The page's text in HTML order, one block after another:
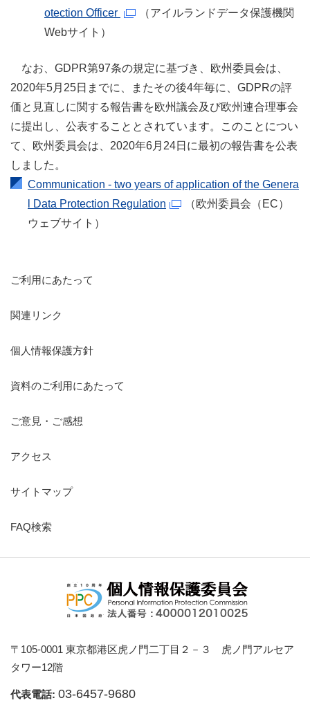
otection Officer
（アイルランドデータ保護機関
Webサイト）
なお、GDPR第97条の規定に基づき、欧州委員会は、
2020年5月25日までに、またその後4年毎に、GDPRの評
価と見直しに関する報告書を欧州議会及び欧州連合理事会
に提出し、公表することとされています。このことについ
て、欧州委員会は、2020年6月24日に最初の報告書を公表
しました。
Communication - two years of application of the Genera
l Data Protection Regulation
（欧州委員会（EC）
ウェブサイト）
ご利用にあたって
関連リンク
個人情報保護方針
資料のご利用にあたって
ご意見・ご感想
アクセス
サイトマップ
FAQ検索
〒105-0001 東京都港区虎ノ門二丁目２－３ 虎ノ門アルセア
タワー12階
代表電話: 03-6457-9680